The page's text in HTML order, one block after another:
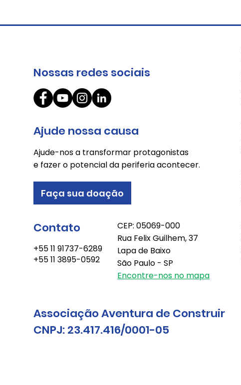
Nossas redes sociais
Ajude nossa causa
Ajude-nos a transformar protagonistas
e fazer o potencial da periferia acontecer.
Faça sua doação
Contato
+55 11 91737-6289
+55 11 3895-0592
CEP: 05069-000
Rua Felix Guilhem, 37
Lapa de Baixo
São Paulo - SP
Encontre-nos no mapa
Associação Aventura de Construir
CNPJ: 23.417.416/0001-05